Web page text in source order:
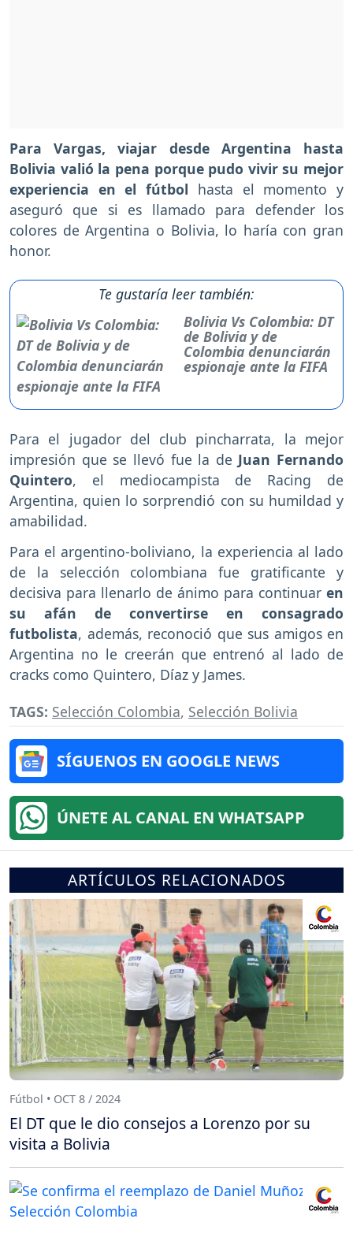
Para Vargas, viajar desde Argentina hasta
Bolivia valió la pena porque pudo vivir su mejor
experiencia en el fútbol hasta el momento y
aseguró que si es llamado para defender los
colores de Argentina o Bolivia, lo haría con gran
honor.
Te gustaría leer también:
Bolivia Vs Colombia: DT
de Bolivia y de
Colombia denunciarán
espionaje ante la FIFA
Para el jugador del club pincharrata, la mejor
impresión que se llevó fue la de Juan Fernando
Quintero, el mediocampista de Racing de
Argentina, quien lo sorprendió con su humildad y
amabilidad.
Para el argentino-boliviano, la experiencia al lado
de la selección colombiana fue gratificante y
decisiva para llenarlo de ánimo para continuar en
su afán de convertirse en consagrado
futbolista, además, reconoció que sus amigos en
Argentina no le creerán que entrenó al lado de
cracks como Quintero, Díaz y James.
TAGS: Selección Colombia, Selección Bolivia
SÍGUENOS EN GOOGLE NEWS
ÚNETE AL CANAL EN WHATSAPP
ARTÍCULOS RELACIONADOS
Fútbol • OCT 8 / 2024
El DT que le dio consejos a Lorenzo por su
visita a Bolivia